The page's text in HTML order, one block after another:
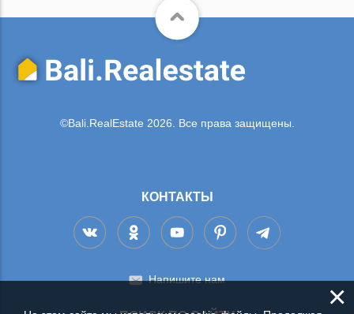
©Bali.RealEstate 2026. Все права защищены.
КОНТАКТЫ
Напишите нам
×